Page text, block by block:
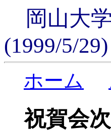
岡山大
(1999/5/29)
ホーム
祝賀会